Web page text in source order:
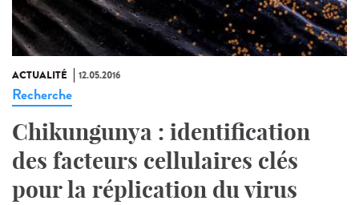
ACTUALITÉ 12.05.2016
Recherche
Chikungunya : identification
des facteurs cellulaires clés
pour la réplication du virus